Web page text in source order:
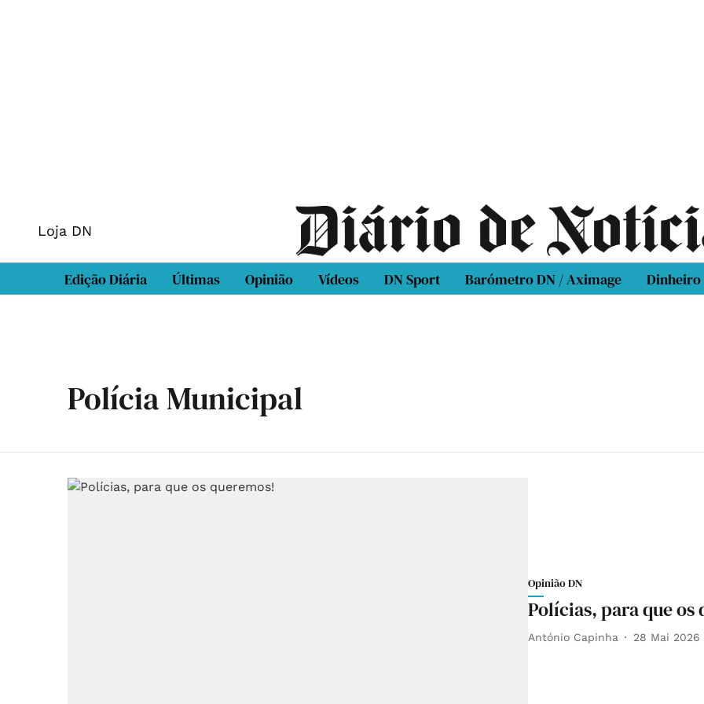
Loja DN
Edição Diária Últimas Opinião Vídeos DN Sport Barómetro DN / Aximage Dinheiro
Polícia Municipal
Opinião DN
Polícias, para que os
António Capinha 28 Mai 2026